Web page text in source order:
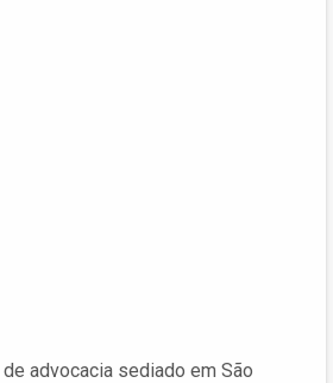
advocacia sediado em São